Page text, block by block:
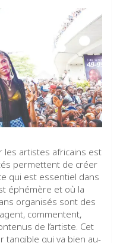
les artistes africains est
permettent de créer
qui est essentiel dans
éphémère et où la
organisés sont des
commentent,
de l’artiste. Cet
tangible qui va bien au-